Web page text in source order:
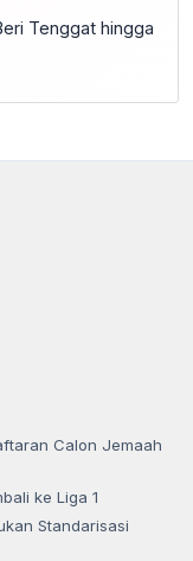
Tenggat hingga
Calon Jemaah
ke Liga 1
Standarisasi